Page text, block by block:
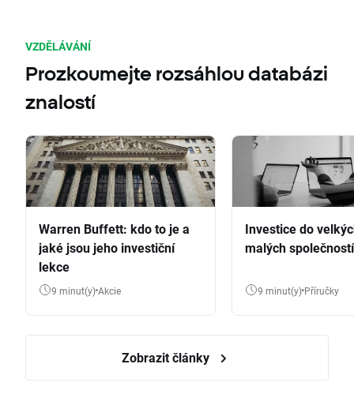
VZDĚLÁVÁNÍ
Prozkoumejte rozsáhlou databázi
znalostí
Warren Buffett: kdo to je a
jaké jsou jeho investiční
lekce
9 minut(y) Akcie
Investice do
malých společností
9 minut(y) Příručky
Zobrazit články